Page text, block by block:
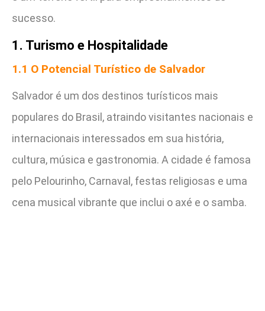
sucesso.
1. Turismo e Hospitalidade
1.1 O Potencial Turístico de Salvador
Salvador é um dos destinos turísticos mais
populares do Brasil, atraindo visitantes nacionais e
internacionais interessados em sua história,
cultura, música e gastronomia. A cidade é famosa
pelo Pelourinho, Carnaval, festas religiosas e uma
cena musical vibrante que inclui o axé e o samba.